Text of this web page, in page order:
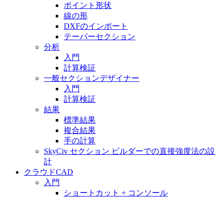
ポイント形状
線の形
DXFのインポート
テーパーセクション
分析
入門
計算検証
一般セクションデザイナー
入門
計算検証
結果
標準結果
複合結果
手の計算
SkyCiv セクション ビルダーでの直接強度法の設
計
クラウドCAD
入門
ショートカット + コンソール